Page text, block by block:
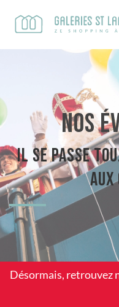
Nos
Il se passe
Désormais, retrouvez